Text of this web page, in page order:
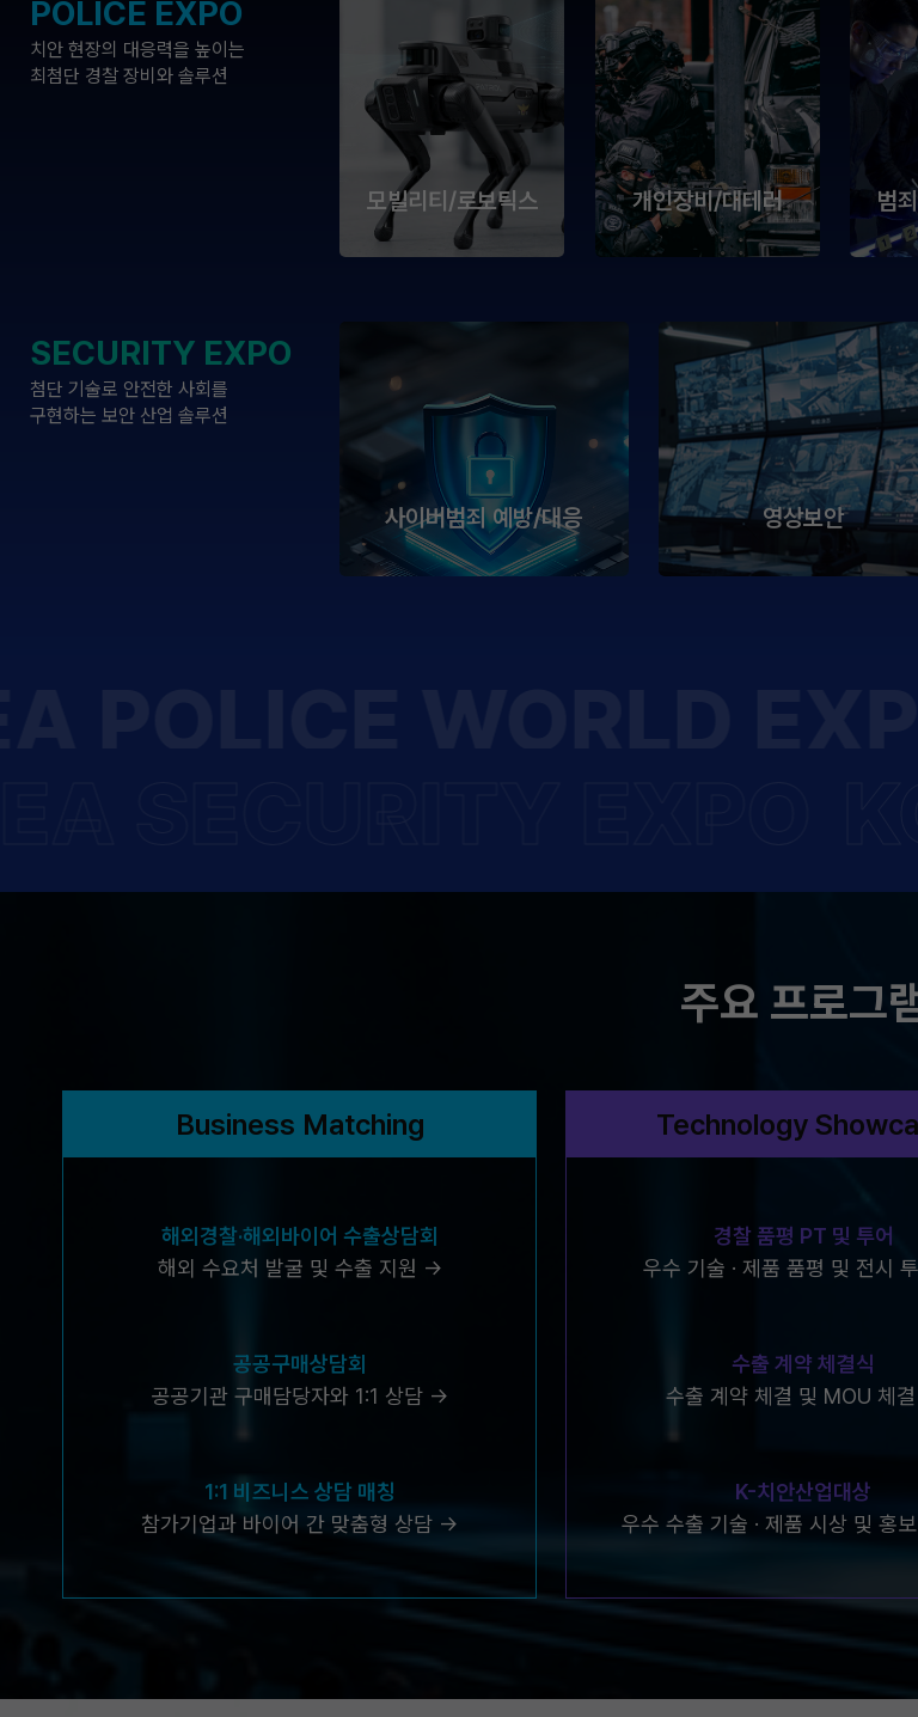
POLICE EXPO
치안 현장의 대응력을 높이는
최첨단 경찰 장비와 솔루션
모빌리티/로보틱스 개인장비/대테러 범
SECURITY EXPO
첨단 기술로 안전한 사회를
구현하는 보안 산업 솔루션
사이버범죄 예방/대응 영상보안
주요 프로그
Business Matching
해외경찰·해외바이어 수출상담회
해외 수요처 발굴 및 수출 지원 →
공공구매상담회
공공기관 구매담당자와 1:1 상담 →
1:1 비즈니스 상담 매칭
참가기업과 바이어 간 맞춤형 상담 →
Technology
경찰 품평 PT 및 투어
우수 기술 · 제품 품평 및 전시
수출 계약 체결식
수출 계약 체결 및 MOU 체
K-치안산업대상
우수 수출 기술 · 제품 시상 및 홍